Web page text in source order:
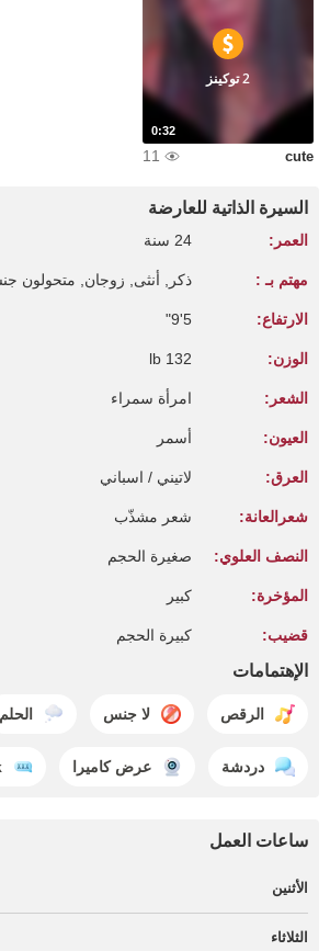
0:32
2 توكينز
cute
11
السيرة الذاتية للعارضة
العمر: 24 سنة
مهتم بـ : ذكر, أنثى, زوجان, متحولون
الارتفاع: 5'9"
الوزن: 132 lb
الشعر: امرأة سمراء
العيون: أسمر
العرق: لاتيني / اسباني
شعرالعانة: شعر مشذّب
النصف العلوي: صغيرة الحجم
المؤخرة: كبير
قضيب: كبيرة الحجم
الإهتمامات
الرقص لا جنس الحلم
دردشة عرض كاميرا
ساعات العمل
الأثنين
الثلاثاء